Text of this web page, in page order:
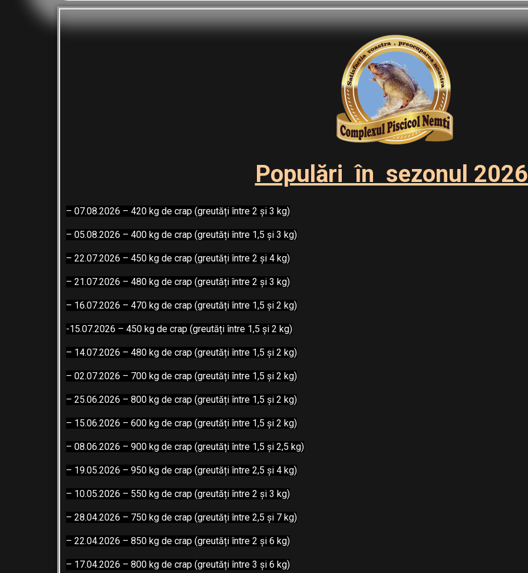
Populări în sezonul
– 07.08.2026 – 420 kg de crap (greutăți între 2 și 3 kg)
– 05.08.2026 – 400 kg de crap (greutăți între 1,5 și 3 kg)
– 22.07.2026 – 450 kg de crap (greutăți între 2 și 4 kg)
– 21.07.2026 – 480 kg de crap (greutăți între 2 și 3 kg)
– 16.07.2026 – 470 kg de crap (greutăți între 1,5 și 2 kg)
-15.07.2026 – 450 kg de crap (greutăți între 1,5 și 2 kg)
– 14.07.2026 – 480 kg de crap (greutăți între 1,5 și 2 kg)
– 02.07.2026 – 700 kg de crap (greutăți între 1,5 și 2 kg)
– 25.06.2026 – 800 kg de crap (greutăți între 1,5 și 2 kg)
– 15.06.2026 – 600 kg de crap (greutăți între 1,5 și 2 kg)
– 08.06.2026 – 900 kg de crap (greutăți între 1,5 și 2,5 kg)
– 19.05.2026 – 950 kg de crap (greutăți între 2,5 și 4 kg)
– 10.05.2026 – 550 kg de crap (greutăți între 2 și 3 kg)
– 28.04.2026 – 750 kg de crap (greutăți între 2,5 și 7 kg)
– 22.04.2026 – 850 kg de crap (greutăți între 2 și 6 kg)
– 17.04.2026 – 800 kg de crap (greutăți între 3 și 6 kg)